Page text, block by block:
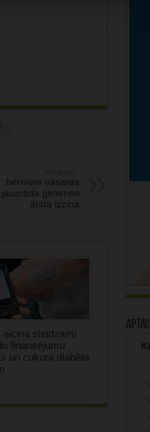
bērniem vasaras
ģimenes
ārsta izziņa
aicina steidzami
finansējumu
un cukura diabēta